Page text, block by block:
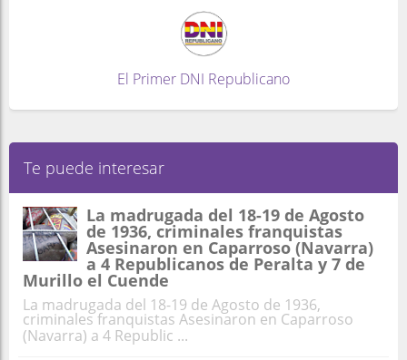
El Primer DNI Republicano
Te puede interesar
La madrugada del 18-19 de Agosto
de 1936, criminales franquistas
Asesinaron en Caparroso (Navarra)
a 4 Republicanos de Peralta y 7 de
Murillo el Cuende
La madrugada del 18-19 de Agosto de 1936,
criminales franquistas Asesinaron en Caparroso
(Navarra) a 4 Republic ...